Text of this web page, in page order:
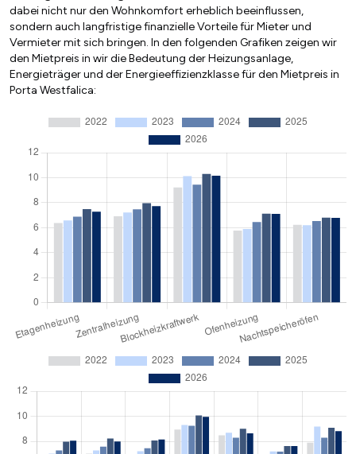
dabei nicht nur den Wohnkomfort erheblich beeinflussen,
sondern auch langfristige finanzielle Vorteile für Mieter und
Vermieter mit sich bringen. In den folgenden Grafiken zeigen wir
den Mietpreis in wir die Bedeutung der Heizungsanlage,
Energieträger und der Energieeffizienzklasse für den Mietpreis in
Porta Westfalica: